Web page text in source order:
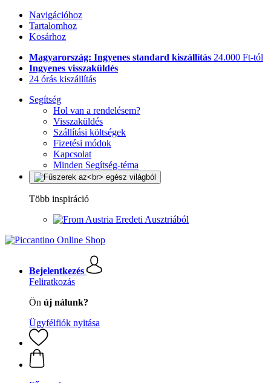
Navigációhoz
Tartalomhoz
Kosárhoz
Magyarország: Ingyenes standard kiszállítás 24.000 Ft-tól
Ingyenes visszaküldés
24 órás kiszállítás
Segítség
Hol van a rendelésem?
Visszaküldés
Szállítási költségek
Fizetési módok
Kapcsolat
Minden Segítség-téma
Több inspiráció
Eredeti Ausztriából
Bejelentkezés
Feliratkozás
Ön új nálunk?
Ügyfélfiók nyitása